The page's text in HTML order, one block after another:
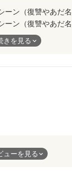
ン（復讐やあだ
ごとじゃない雰
きを見る
・・
ューを見る